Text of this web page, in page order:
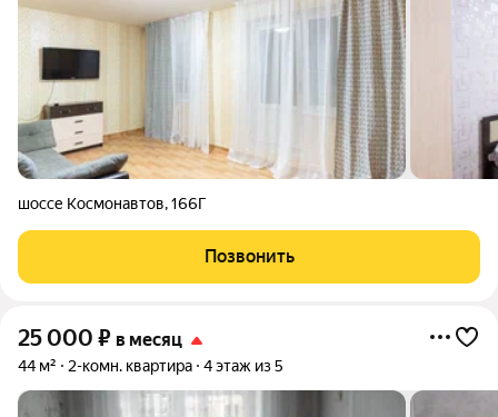
шоссе Космонавтов,166Г
Позвонить
25 000 ₽ в месяц
44 м² 2-комн. квартира 4 этаж из 5